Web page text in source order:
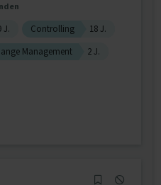
J. Controlling
18 J.
Management 2 J.